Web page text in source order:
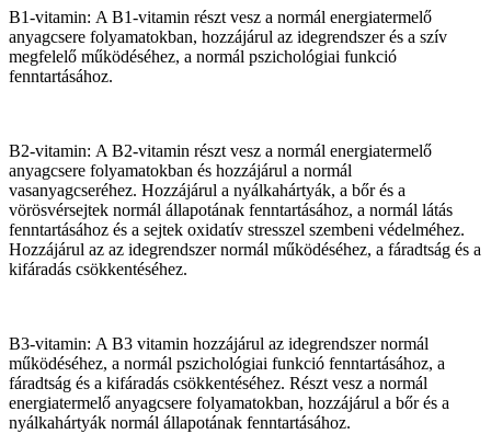
B1-vitamin: A B1-vitamin részt vesz a normál energiatermelő
anyagcsere folyamatokban, hozzájárul az idegrendszer és a szív
megfelelő működéséhez, a normál pszichológiai funkció
fenntartásához.
B2-vitamin: A B2-vitamin részt vesz a normál energiatermelő
anyagcsere folyamatokban és hozzájárul a normál
vasanyagcseréhez. Hozzájárul a nyálkahártyák, a bőr és a
vörösvérsejtek normál állapotának fenntartásához, a normál látás
fenntartásához és a sejtek oxidatív stresszel szembeni védelméhez.
Hozzájárul az az idegrendszer normál működéséhez, a fáradtság és a
kifáradás csökkentéséhez.
B3-vitamin: A B3 vitamin hozzájárul az idegrendszer normál
működéséhez, a normál pszichológiai funkció fenntartásához, a
fáradtság és a kifáradás csökkentéséhez. Részt vesz a normál
energiatermelő anyagcsere folyamatokban, hozzájárul a bőr és a
nyálkahártyák normál állapotának fenntartásához.